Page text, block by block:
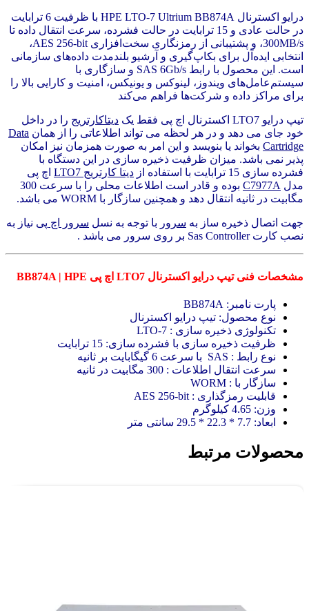
درایو اکسترنال HPE LTO-7 Ultrium BB874A با ظرفیت 6 ترابایت
در حالت عادی و 15 ترابایت در حالت فشرده، سرعت انتقال داده تا
300MB/s، و پشتیبانی از رمزنگاری سخت‌افزاری AES 256-bit،
انتخابی ایده‌آل برای بکاپ‌گیری و آرشیو بلندمدت داده‌های سازمانی
است. این محصول با رابط SAS 6Gb/s و سازگاری با
سیستم‌عامل‌های ویندوز، لینوکس و یونیکس، امنیت و کارایی بالا را
برای مراکز داده و شرکت‌ها فراهم می‌کند
تیپ درایو LTO7 اکسترنال اچ پی فقط یک دیتاکارتریج را در داخل
خود جای می دهد و در هر لحظه می تواند اطلاعاتی را از همان Data
Cartridge بخواند یا بنویسد و این امر به صورت همزمان نیز امکان
پذیر نمی باشد. میزان ظرفیت ذخیره سازی در این دستگاه با
فشرده سازی 15 ترابایت با استفاده از
دیتا کارتریج LTO7
اچ پی
مدل C7977A
بوده و قادر است اطلاعات محلی را با سرعت 300
مگابیت در ثانیه انتقال دهد و همچنین سازگار با WORM می باشد.
جهت اتصال ذخیره ساز به سرور با توجه به نسل سرور اچ پی نیاز به
نصب کارت Sas Controller بر روی سرور می باشد .
مشخصات فنی تیپ درایو اکسترنال LTO7 اچ پی BB874A | HPE
پارت نامبر: BB874A
نوع محصول: تیپ درایو اکسترنال
تکنولوژی ذخیره سازی : LTO-7
ظرفیت ذخیره سازی با فشرده سازی: 15 ترابایت
نوع رابط : SAS با سرعت 6 گیگابایت بر ثانیه
سرعت انتقال اطلاعات : 300 مگابیت در ثانیه
سازگار با : WORM
قابلیت رمزگذاری : AES 256-bit
وزن: 4.65 کیلوگرم
ابعاد: 7.7 * 22.3 * 29.5 سانتی متر
محصولات مرتبط